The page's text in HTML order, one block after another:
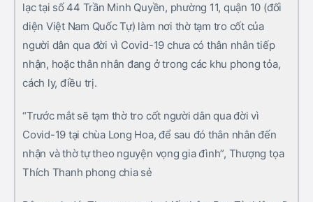
lạc tại số 44 Trần Minh Quyền, phường 11, quận 10 (đối
diện Việt Nam Quốc Tự) làm nơi thờ tạm tro cốt của
người dân qua đời vì Covid-19 chưa có thân nhân tiếp
nhận, hoặc thân nhân đang ở trong các khu phong tỏa,
cách ly, điều trị.
“Trước mắt sẽ tạm thờ tro cốt người dân qua đời vì
Covid-19 tại chùa Long Hoa, để sau đó thân nhân đến
nhận và thờ tự theo nguyện vọng gia đình”, Thượng tọa
Thích Thanh phong chia sẻ